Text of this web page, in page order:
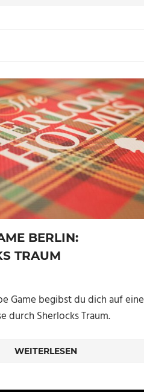
BERLIN:
TRAUM
Game begibst du dich auf eine
durch Sherlocks Traum.
WEITERLESEN